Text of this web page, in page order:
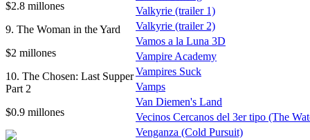
$2.8 millones
9. The Woman in the Yard
$2 millones
10. The Chosen: Last Supper
Part 2
$0.9 millones
Valkyrie (trailer 1)
Valkyrie (trailer 2)
Vamos a la Luna 3D
Vampire Academy
Vampires Suck
Vamps
Van Diemen's Land
Vecinos Cercanos del 3er tipo (The
Venganza (Cold Pursuit)